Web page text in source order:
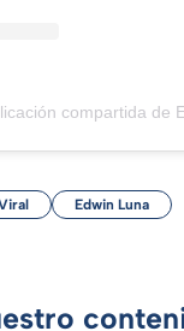
compartida de
Edwin Luna